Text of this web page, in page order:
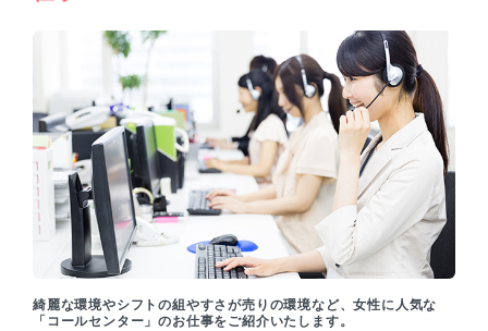
綺麗な環境やシフトの組やすさが売りの環境など、女性に人気な
「コールセンター」のお仕事をご紹介いたします。